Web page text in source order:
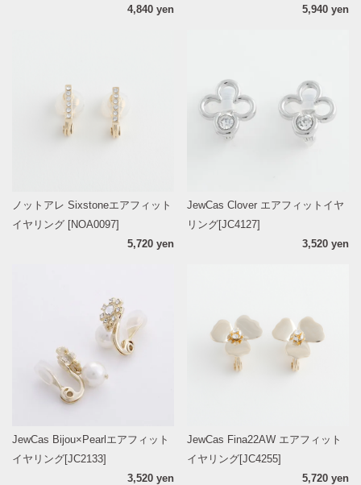
4,840 yen 5,940 yen
ノットアレ Sixstoneエアフィット
イヤリング [NOA0097]
5,720 yen
JewCas Clover エアフィットイヤ
リング[JC4127]
3,520 yen
JewCas Bijou×Pearlエアフィット
イヤリング[JC2133]
3,520 yen
JewCas Fina22AW エアフィット
イヤリング[JC4255]
5,720 yen